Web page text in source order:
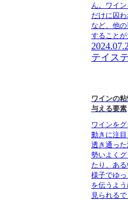
ん。ワイ
だけに囚
など、他
することが
テイス
ワインの
与える要素
ワインを
動きに注目
透き通っ
勢いよく
たり、あ
様子でゆ
を伝うよ
見られる